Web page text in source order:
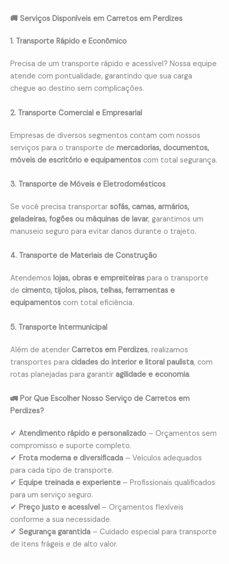
🚚 Serviços Disponíveis em Carretos em Perdizes
1. Transporte Rápido e Econômico
Precisa de um transporte rápido e acessível? Nossa equipe
atende com pontualidade, garantindo que sua carga
chegue ao destino sem complicações.
2. Transporte Comercial e Empresarial
Empresas de diversos segmentos contam com nossos
serviços para o transporte de mercadorias, documentos,
móveis de escritório e equipamentos com total segurança.
3. Transporte de Móveis e Eletrodomésticos
Se você precisa transportar sofás, camas, armários,
geladeiras, fogões ou máquinas de lavar, garantimos um
manuseio seguro para evitar danos durante o trajeto.
4. Transporte de Materiais de Construção
Atendemos lojas, obras e empreiteiras para o transporte
de cimento, tijolos, pisos, telhas, ferramentas e
equipamentos com total eficiência.
5. Transporte Intermunicipal
Além de atender Carretos em Perdizes, realizamos
transportes para cidades do interior e litoral paulista, com
rotas planejadas para garantir agilidade e economia.
🚛 Por Que Escolher Nosso Serviço de Carretos em
Perdizes?
✔ Atendimento rápido e personalizado – Orçamentos sem
compromisso e suporte completo.
✔ Frota moderna e diversificada – Veículos adequados
para cada tipo de transporte.
✔ Equipe treinada e experiente – Profissionais qualificados
para um serviço seguro.
✔ Preço justo e acessível – Orçamentos flexíveis
conforme a sua necessidade.
✔ Segurança garantida – Cuidado especial para transporte
de itens frágeis e de alto valor.